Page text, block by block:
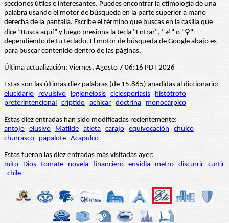
secciones útiles e interesantes. Puedes encontrar la etimología de una
palabra usando el motor de búsqueda en la parte superior a mano
derecha de la pantalla. Escribe el término que buscas en la casilla que
dice “Busca aquí” y luego presiona la tecla "Entrar", "↲" o "⚲"
dependiendo de tu teclado. El motor de búsqueda de Google abajo es
para buscar contenido dentro de las páginas.
Última actualización: Viernes, Agosto 7 06:16 PDT 2026
Estas son las últimas diez palabras (de 15.865) añadidas al diccionario:
elucidario
revulsivo legionelosis ciclosporiasis
histótrofo
preterintencional críptido achicar doctrina monocárpico
Estas diez entradas han sido modificadas recientemente:
antojo elusivo Matilde atleta carajo equivocación
chuico
churrasco
papalote Acapulco
Estas fueron las diez entradas más visitadas ayer:
mito
Dios tomate novela financiero envidia metro discurrir curtir
chile